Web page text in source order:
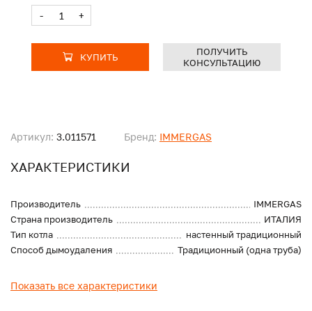
Артикул: 3.011571 Бренд: IMMERGAS
ХАРАКТЕРИСТИКИ
Производитель
IMMERGAS
Страна производитель
ИТАЛИЯ
Тип котла
настенный традиционный
Способ дымоудаления
Традиционный (одна труба)
Показать все характеристики
- +
КУПИТЬ
ПОЛУЧИТЬ
КОНСУЛЬТАЦИЮ